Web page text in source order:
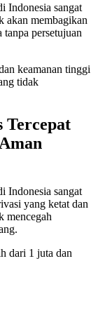
Indonesia sangat
akan membagikan
persetujuan
keamanan tinggi
tidak
Tercepat
Indonesia sangat
yang ketat dan
mencegah
dari 1 juta dan